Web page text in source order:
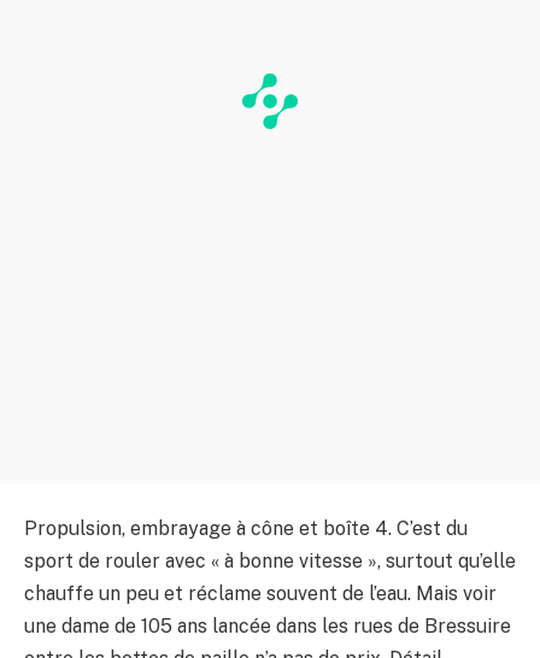
Propulsion, embrayage à cône et boîte 4. C’est du
sport de rouler avec « à bonne vitesse », surtout qu’elle
chauffe un peu et réclame souvent de l’eau. Mais voir
une dame de 105 ans lancée dans les rues de Bressuire